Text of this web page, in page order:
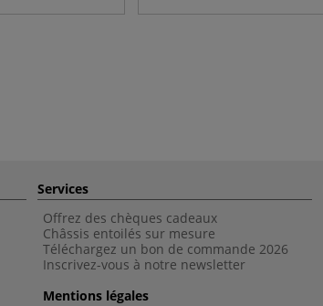
Services
Offrez des chèques cadeaux
Châssis entoilés sur mesure
Téléchargez un bon de commande 2026
Inscrivez-vous à notre newsletter
Mentions légales